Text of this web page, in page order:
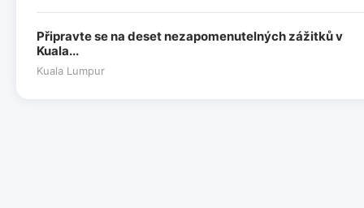
Připravte se na deset nezapomenutelných zážitků v
Kuala...
Kuala Lumpur